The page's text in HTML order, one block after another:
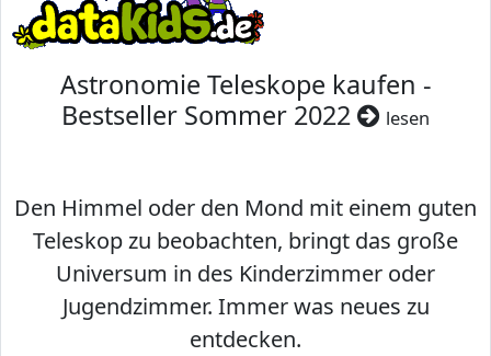
Astronomie Teleskope kaufen -
Bestseller Sommer 2022
lesen
Den Himmel oder den Mond mit einem guten
Teleskop zu beobachten, bringt das große
Universum in des Kinderzimmer oder
Jugendzimmer. Immer was neues zu
entdecken.